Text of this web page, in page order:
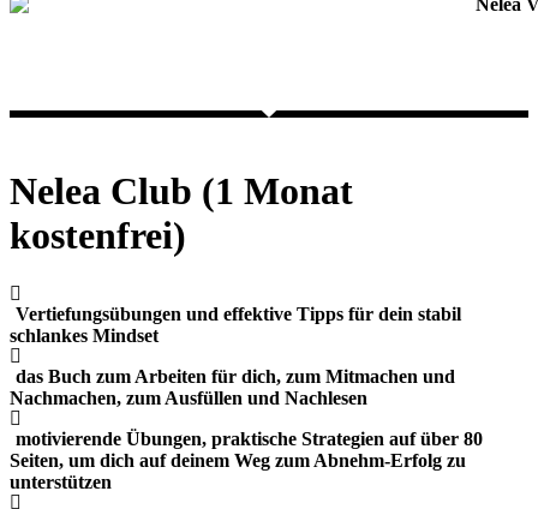
Nelea Club (1 Monat
kostenfrei)
Vertiefungsübungen und effektive Tipps für dein stabil
schlankes Mindset
das Buch zum Arbeiten für dich, zum Mitmachen und
Nachmachen, zum Ausfüllen und Nachlesen
motivierende Übungen, praktische Strategien auf über 80
Seiten, um dich auf deinem Weg zum Abnehm-Erfolg zu
unterstützen